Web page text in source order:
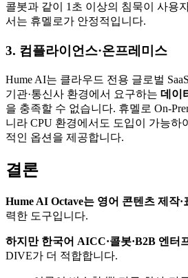
콜봇과 같이 1초 이상의 침묵이 사용
서는 휴멜로가 안정적입니다.
3. 컴플라이언스·온프레미스
Hume AI는 클라우드 전용 글로벌
기관·통신사 환경에서 요구하는 데이
을 충족할 수 없습니다. 휴멜로 On-
니라 CPU 환경에서도 도입이 가능하
적인 옵션을 제공합니다.
결론
Hume AI Octave는 영어 콘텐츠 제작·
력한 도구입니다.
하지만 한국어 AICC·콜봇·B2B 엔터
DIVE가 더 적합합니다.